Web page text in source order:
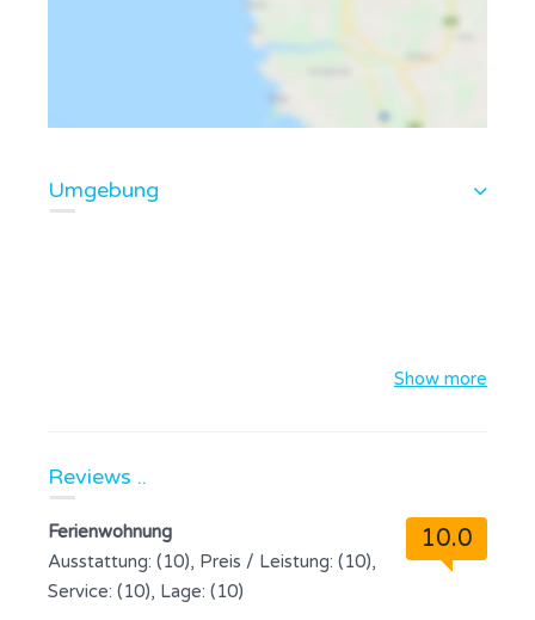
Umgebung
Show more
Reviews ..
10.0
Ferienwohnung
Ausstattung: (10), Preis / Leistung: (10),
Service: (10), Lage: (10)